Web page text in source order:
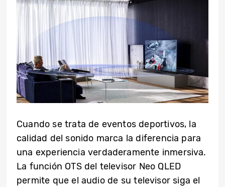
Cuando se trata de eventos deportivos, la
calidad del sonido marca la diferencia para
una experiencia verdaderamente inmersiva.
La función OTS del televisor Neo QLED
permite que el audio de su televisor siga el